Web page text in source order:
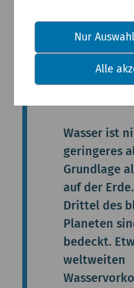
ng in
Wasser ist
geringeres
Grundlage
auf der
Drittel des
Planeten
bedeckt.
weltweiten
Nur
Alle